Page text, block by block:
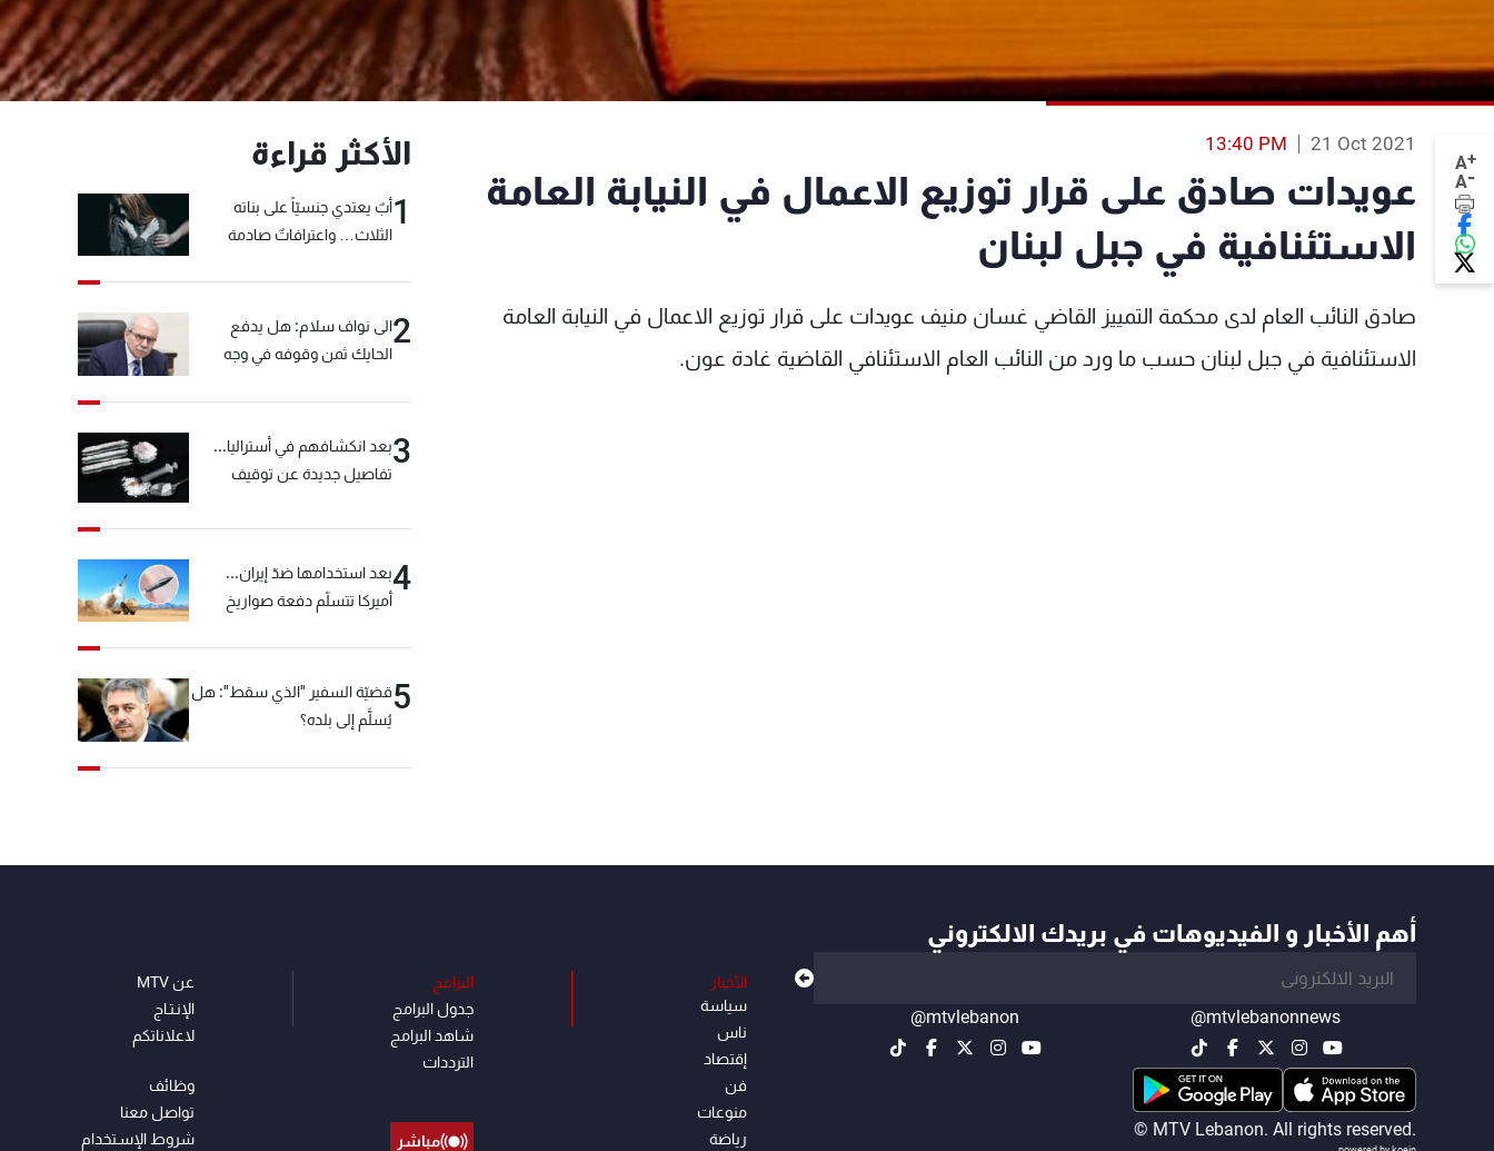
A+
A-
21 Oct 2021
13:40 PM
عويدات صادق على قرار توزيع الاعمال في النيابة العامة
الاستئنافية في جبل لبنان
صادق النائب العام لدى محكمة التمييز القاضي غسان منيف عويدات على قرار توزيع الاعمال في النيابة العامة
الاستئنافية في جبل لبنان حسب ما ورد من النائب العام الاستئنافي القاضية غادة عون.
الأكثر قراءة
1أبٌ يعتدي جنسيّاً على بناته
الثلاث… واعترافاتٌ صادمة
2الى نواف سلام: هل يدفع
الحايك ثمن وقوفه في وجه
3بعد انكشافهم في أستراليا...
تفاصيل جديدة عن توقيف
4بعد استخدامها ضدّ إيران...
أميركا تتسلّم دفعة صواريخ
5قضيّة السفير "الذي سقط": هل
يُسلَّم إلى بلده؟
أهم الأخبار و الفيديوهات في بريدك الالكتروني
@mtvlebanonnews
@mtvlebanon
© MTV Lebanon. All rights reserved.
الأخبار
سياسة
ناس
إقتصاد
فن
منوعات
رياضة
البرامج
جدول البرامج
شاهد البرامج
الترددات
مباشر
عن MTV
الإنـتـاج
لاعلاناتكم
وظائف
تواصل معنا
شروط الإسـتخدام